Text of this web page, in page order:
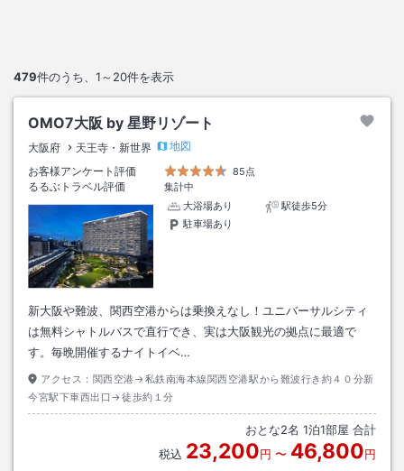
479件のうち、 1～20件を表示
OMO7大阪 by 星野リゾート
大阪府 天王寺・新世界
地図
お客様アンケート評価
85点
るるぶトラベル評価
集計中
大浴場あり
駅徒歩5分
駐車場あり
新大阪や難波、関西空港からは乗換えなし！ユニバーサルシティ
は無料シャトルバスで直行でき、実は大阪観光の拠点に最適で
す。毎晩開催するナイトイベ…
アクセス： 関西空港→私鉄南海本線関西空港駅から難波行き約４０分新
今宮駅下車西出口→徒歩約１分
おとな2名 1泊1部屋 合計
税込 23,200円 〜 46,800円